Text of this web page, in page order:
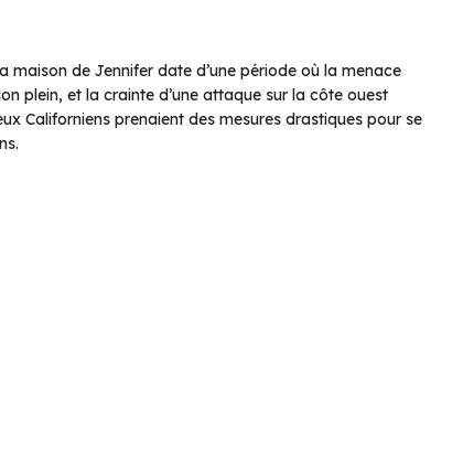
maison de Jennifer date d’une période où la menace
plein, et la crainte d’une attaque sur la côte ouest
Californiens prenaient des mesures drastiques pour se